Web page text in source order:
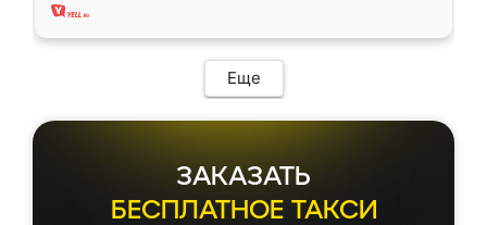
Еще
ЗАКАЗАТЬ
БЕСПЛАТНОЕ ТАКСИ